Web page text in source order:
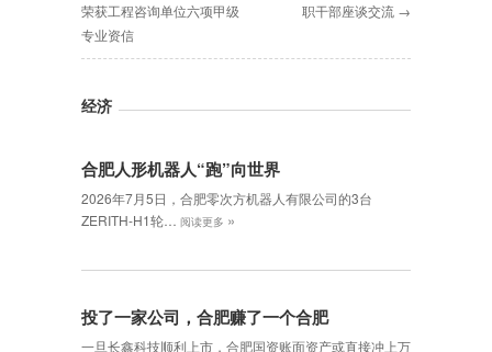
荣获工程咨询单位六项甲级
专业资信
职干部座谈交流 →
经济
合肥人形机器人“跑”向世界
2026年7月5日，合肥零次方机器人有限公司的3台
ZERITH-H1轮…
阅读更多 »
投了一家公司，合肥赚了一个合肥
一旦长鑫科技顺利上市，合肥国资账面资产或直接冲上万